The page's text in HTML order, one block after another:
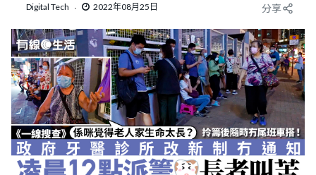
Digital Tech 2022年08月25日 分享